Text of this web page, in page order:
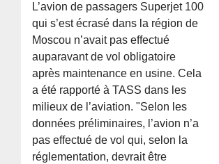
L’avion de passagers Superjet 100
qui s’est écrasé dans la région de
Moscou n’avait pas effectué
auparavant de vol obligatoire
après maintenance en usine. Cela
a été rapporté à TASS dans les
milieux de l’aviation. "Selon les
données préliminaires, l’avion n’a
pas effectué de vol qui, selon la
réglementation, devrait être